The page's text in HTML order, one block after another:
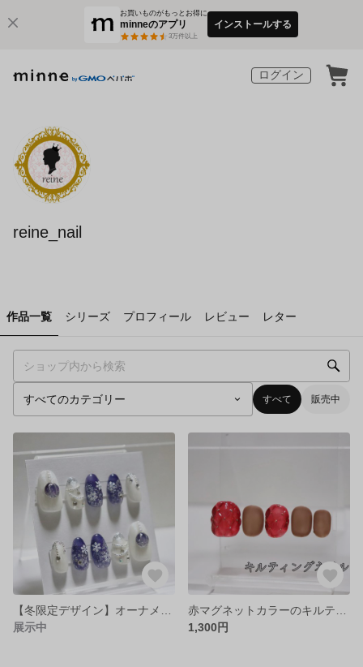
お買いものがもっとお得に
minneのアプリ
3万件以上
インストールする
ログイン
reine_nail
作品一覧 シリーズ プロフィール レビュー レター
すべて 販売中
展示中
1,300円